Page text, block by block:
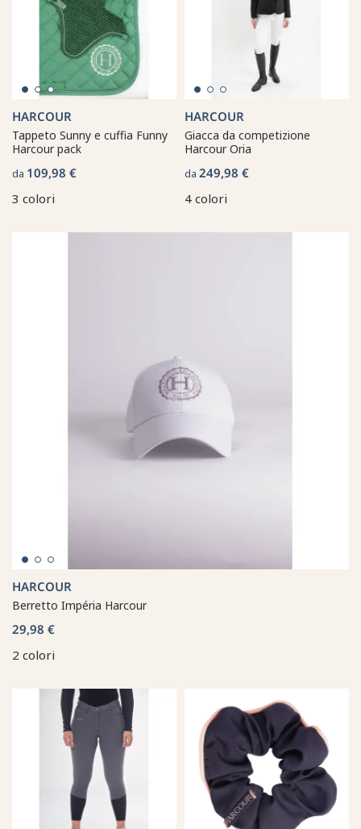
HARCOUR
Tappeto Sunny e cuffia Funny
Harcour pack
da 109,98 €
3 colori
HARCOUR
Giacca da competizione
Harcour Oria
da 249,98 €
4 colori
HARCOUR
Berretto Impéria Harcour
29,98 €
2 colori